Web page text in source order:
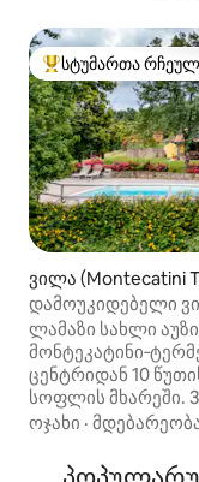
სტუმართა რჩეული
სტუმართა
ვილა (Montecatini
დამოუკიდებელი
მონტეკატინი
ლამაზი სახლი
ცენტრიდან 10
სოფლის მხარეში.
მეტრზე მდებარე
განკარგულებაში
ოჯახი ·